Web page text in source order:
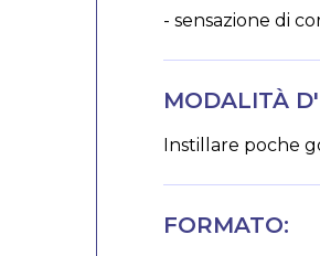
- sensazione di
MODALITÀ
Instillare poche
FORMATO: